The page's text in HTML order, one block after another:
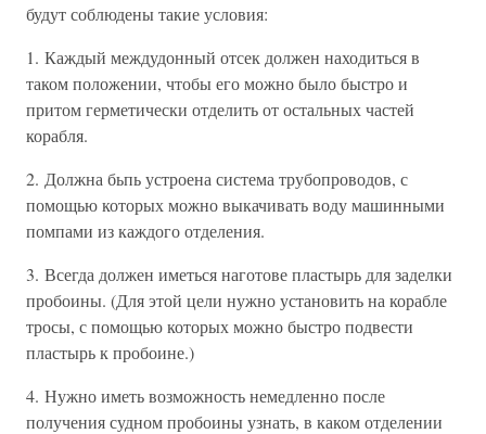
будут соблюдены такие условия:
1. Каждый междудонный отсек должен находиться в
таком положении, чтобы его можно было быстро и
притом герметически отделить от остальных частей
корабля.
2. Должна бьпь устроена система трубопроводов, с
помощью которых можно выкачивать воду машинными
помпами из каждого отделения.
3. Всегда должен иметься наготове пластырь для заделки
пробоины. (Для этой цели нужно установить на корабле
тросы, с помощью которых можно быстро подвести
пластырь к пробоине.)
4. Нужно иметь возможность немедленно после
получения судном пробоины узнать, в каком отделении